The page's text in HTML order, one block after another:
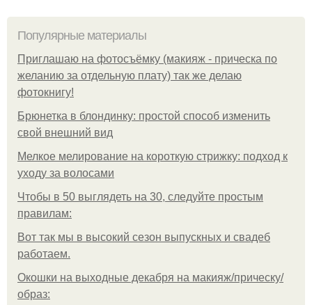
Популярные материалы
Приглашаю на фотосъёмку (макияж - прическа по
желанию за отдельную плату) так же делаю
фотокнигу!
Брюнетка в блондинку: простой способ изменить
свой внешний вид
Мелкое мелирование на короткую стрижку: подход к
уходу за волосами
Чтобы в 50 выглядеть на 30, следуйте простым
правилам:
Вот так мы в высокий сезон выпускных и свадеб
работаем.
Окошки на выходные декабря на макияж/прическу/
образ: